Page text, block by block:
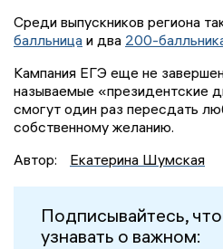
Среди выпускников региона
балльница и два 200-
Кампания ЕГЭ еще не
называемые «президентские
смогут один раз пересдать
собственному желанию.
Автор:
Екатерина Шумская
Подписывайтесь,
узнавать о важном: